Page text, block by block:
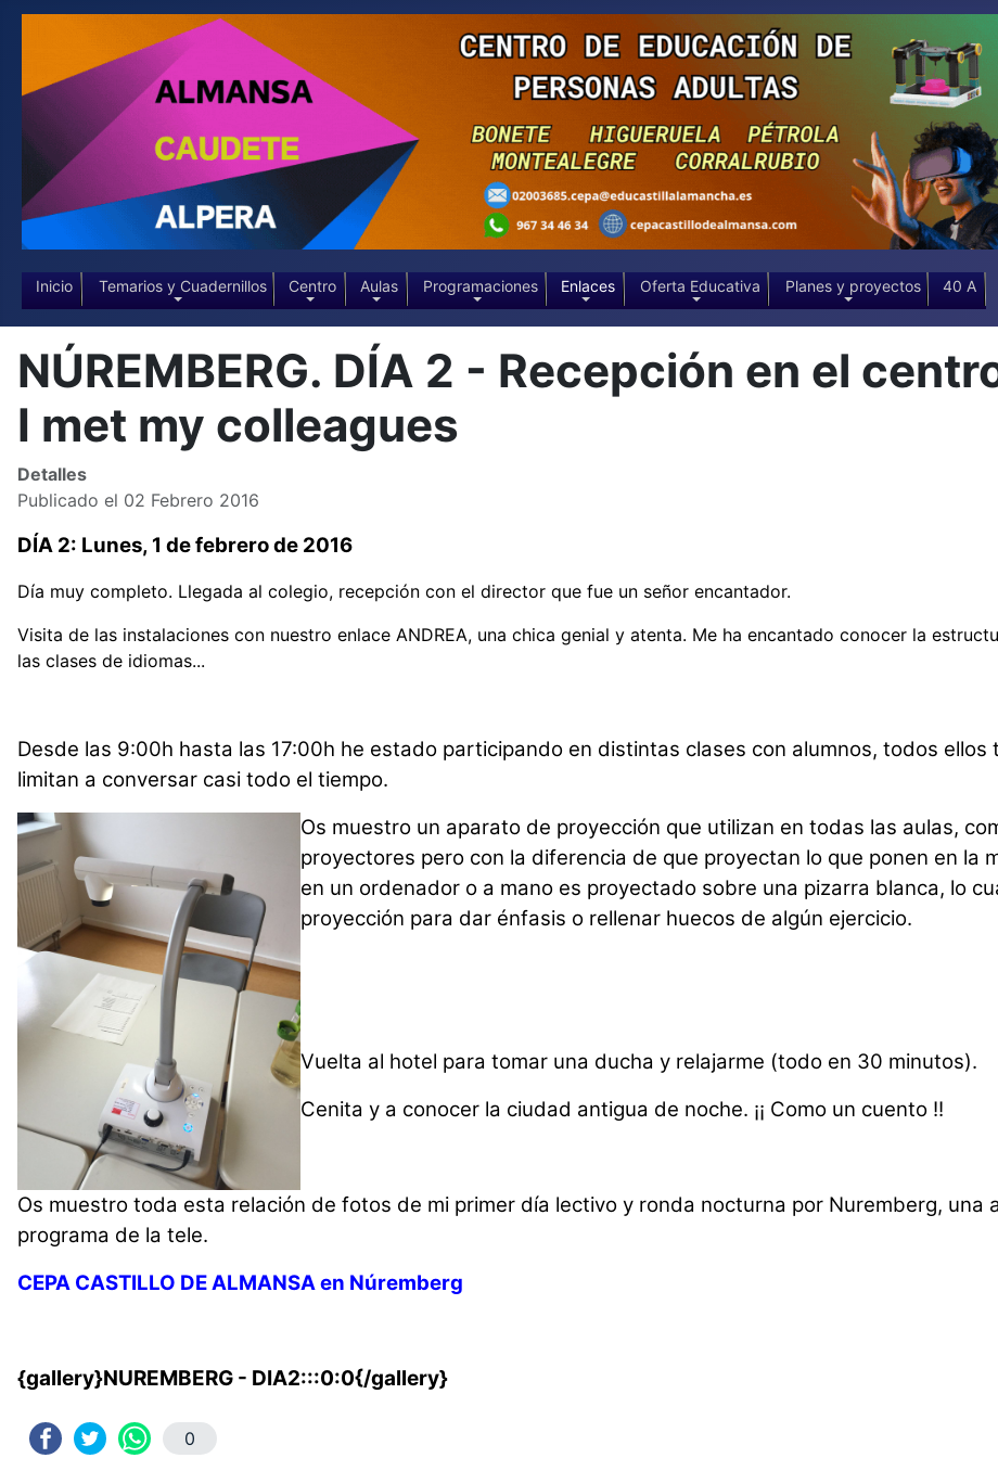
Inicio Temarios y Cuadernillos Centro Aulas Programaciones Enlaces Oferta Educativa Planes y proyectos 40 A
NÚREMBERG. DÍA 2 - Recepción en el
I met my colleagues
Detalles
Publicado el 02 Febrero 2016
DÍA 2: Lunes, 1 de febrero de 2016
Día muy completo. Llegada al colegio, recepción con el director que fue un señor encantador.
Visita de las instalaciones con nuestro enlace ANDREA, una chica genial y atenta. Me ha encantado conocer la
las clases de idiomas...
Desde las 9:00h hasta las 17:00h he estado participando en distintas clases con alumnos, todos ellos
limitan a conversar casi todo el tiempo.
Os muestro un aparato de proyección que utilizan en todas las aulas,
proyectores pero con la diferencia de que proyectan lo que ponen en la
en un ordenador o a mano es proyectado sobre una pizarra blanca, lo
proyección para dar énfasis o rellenar huecos de algún ejercicio.
Vuelta al hotel para tomar una ducha y relajarme (todo en 30 minutos).
Cenita y a conocer la ciudad antigua de noche. ¡¡ Como un cuento !!
Os muestro toda esta relación de fotos de mi primer día lectivo y ronda nocturna por Nuremberg, una
programa de la tele.
CEPA CASTILLO DE ALMANSA en Núremberg
{gallery}NUREMBERG - DIA2:::0:0{/gallery}
0